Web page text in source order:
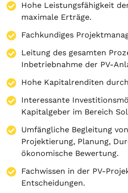
Hohe Leistungsfähigkeit
maximale Erträge.
Fachkundiges
Leitung des gesamten
Inbetriebnahme der PV-
Hohe Kapitalrenditen
Interessante
Kapitalgeber im Bereich
Umfängliche Begleitung
Projektierung, Planung,
ökonomische Bewertung.
Fachwissen in der PV-
Entscheidungen.